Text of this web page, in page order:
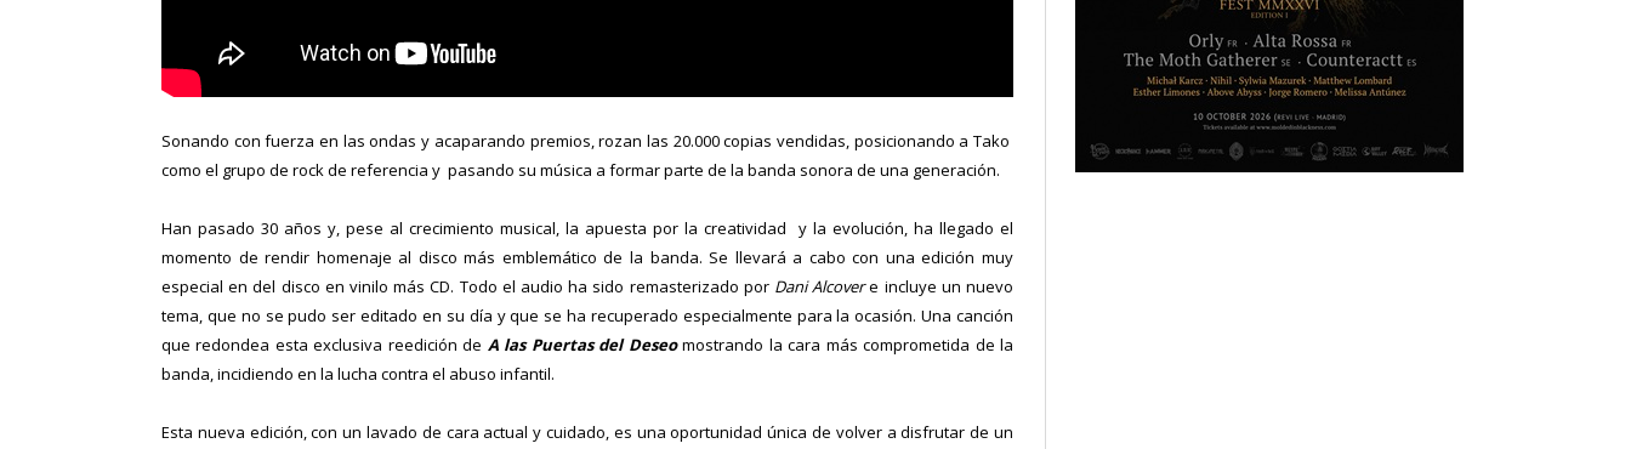
Sonando con fuerza en las ondas y acaparando premios, rozan las 20.000 copias vendidas, posicionando a Tako
como el grupo de rock de referencia y pasando su música a formar parte de la banda sonora de una generación.
Han pasado 30 años y, pese al crecimiento musical, la apuesta por la creatividad y la evolución, ha llegado el
momento de rendir homenaje al disco más emblemático de la banda. Se llevará a cabo con una edición muy
especial en del disco en vinilo más CD. Todo el audio ha sido remasterizado por Dani Alcovere incluye un nuevo
tema, que no se pudo ser editado en su día y que se ha recuperado especialmente para la ocasión. Una canción
que redondea esta exclusiva reedición de A las Puertas del Deseo mostrando la cara más comprometida de la
banda, incidiendo en la lucha contra el abuso infantil.
Esta nueva edición, con un lavado de cara actual y cuidado, es una oportunidad única de volver a disfrutar de un